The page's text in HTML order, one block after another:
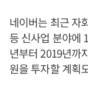
네이버는 최근 자
등 신사업 분야에
년부터 2019년까
원을 투자할 계획